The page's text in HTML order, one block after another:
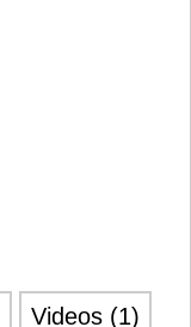
Videos (1)